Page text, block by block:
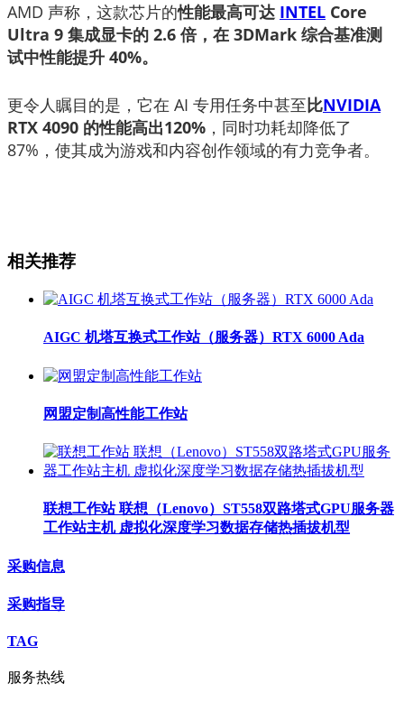
AMD 声称，这款芯片的性能最高可达 INTEL Core
Ultra 9 集成显卡的 2.6 倍，在 3DMark 综合基准测
试中性能提升 40%。
更令人瞩目的是，它在 AI 专用任务中甚至比NVIDIA
RTX 4090 的性能高出120% ，同时功耗却降低了
87%，使其成为游戏和内容创作领域的有力竞争者。
相关推荐
AIGC 机塔互换式工作站（服务器）RTX 6000 Ada
网盟定制高性能工作站
联想工作站 联想（Lenovo）ST558双路塔式GPU服务器
工作站主机 虚拟化深度学习数据存储热插拔机型
采购信息
采购指导
TAG
服务热线